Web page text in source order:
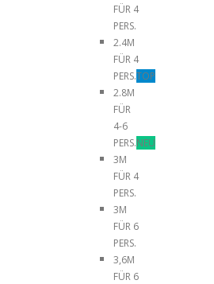
FÜR 4
PERS.
2.4M
FÜR 4
PERS.TOP
2.8M
FÜR
4-6
PERS.NEU
3M
FÜR 4
PERS.
3M
FÜR 6
PERS.
3,6M
FÜR 6